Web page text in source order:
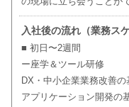
入社後の流れ（業務ス
■ 初日〜2週間
ー座学＆ツール研修
DX・中小企業業務改善の
アプリケーション開発の